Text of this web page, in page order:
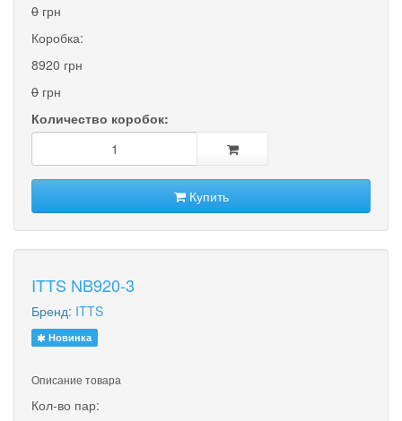
0 грн
Коробка:
8920 грн
0 грн
Количество коробок:
Купить
ITTS NB920-3
Бренд: ITTS
Новинка
Описание товара
Кол-во пар: